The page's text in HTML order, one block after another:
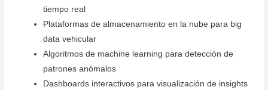
tiempo real
Plataformas de almacenamiento en la nube para big
data vehicular
Algoritmos de machine learning para detección de
patrones anómalos
Dashboards interactivos para visualización de insights